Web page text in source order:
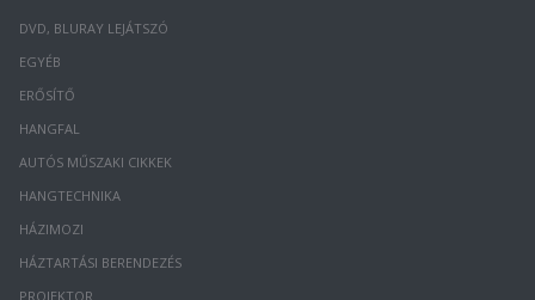
DVD, BLURAY LEJÁTSZÓ
EGYÉB
ERŐSÍTŐ
HANGFAL
AUTÓS MŰSZAKI CIKKEK
HANGTECHNIKA
HÁZIMOZI
HÁZTARTÁSI BERENDEZÉS
PROJEKTOR